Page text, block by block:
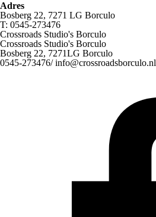
Adres
Bosberg 22, 7271 LG Borculo
T: 0545-273476
Crossroads Studio's Borculo
Crossroads Studio's Borculo
Bosberg 22, 7271LG Borculo
0545-273476/info@crossroadsborculo.nl